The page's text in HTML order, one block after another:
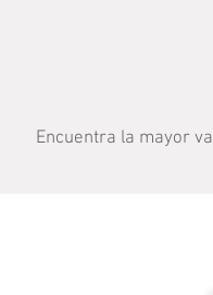
Encuentra la mayor